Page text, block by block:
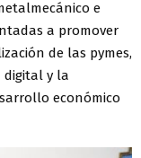
e
a promover
de las pymes,
digital y la
económico